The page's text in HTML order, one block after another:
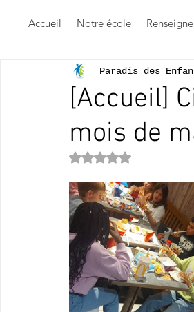
Accueil Notre école
[Accueil]
mois de
Paradis des
Noté NaN étoiles